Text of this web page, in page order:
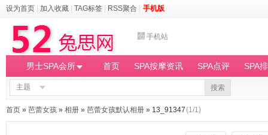
设为首页 加入收藏 TAG标签 RSS聚合 手机版
手机站
男士SPA会所 首页 SPA按摩资讯 SPA点评 SPA
主题 搜索
首页 » 芭蕾女孩 » 相册 » 芭蕾女孩默认相册 » 13_91347(1/1)